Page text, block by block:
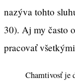
nazýva tohto
30). Aj my často
pracovať
Chamtivosť je